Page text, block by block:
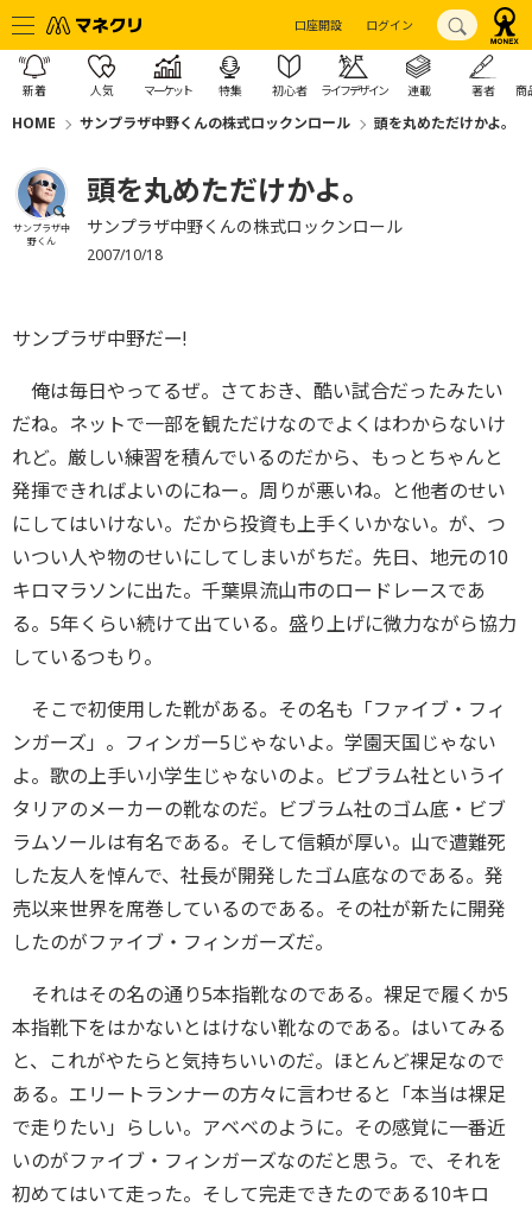
口座開設 ログイン
新着 人気 マーケット 特集 初心者 ライフデザイン 連載 著者 商
HOME サンプラザ中野くんの株式ロックンロール 頭を丸めただけかよ。
サンプラザ中
野くん
頭を丸めただけかよ。
サンプラザ中野くんの株式ロックンロール
2007/10/18
サンプラザ中野だー!
俺は毎日やってるぜ。さておき、酷い試合だったみたい
だね。ネットで一部を観ただけなのでよくはわからないけ
れど。厳しい練習を積んでいるのだから、もっとちゃんと
発揮できればよいのにねー。周りが悪いね。と他者のせい
にしてはいけない。だから投資も上手くいかない。が、つ
いつい人や物のせいにしてしまいがちだ。先日、地元の10
キロマラソンに出た。千葉県流山市のロードレースであ
る。5年くらい続けて出ている。盛り上げに微力ながら協力
しているつもり。
そこで初使用した靴がある。その名も「ファイブ・フィ
ンガーズ」。フィンガー5じゃないよ。学園天国じゃない
よ。歌の上手い小学生じゃないのよ。ビブラム社というイ
タリアのメーカーの靴なのだ。ビブラム社のゴム底・ビブ
ラムソールは有名である。そして信頼が厚い。山で遭難死
した友人を悼んで、社長が開発したゴム底なのである。発
売以来世界を席巻しているのである。その社が新たに開発
したのがファイブ・フィンガーズだ。
それはその名の通り5本指靴なのである。裸足で履くか5
本指靴下をはかないとはけない靴なのである。はいてみる
と、これがやたらと気持ちいいのだ。ほとんど裸足なので
ある。エリートランナーの方々に言わせると「本当は裸足
で走りたい」らしい。アベベのように。その感覚に一番近
いのがファイブ・フィンガーズなのだと思う。で、それを
初めてはいて走った。そして完走できたのである10キロ